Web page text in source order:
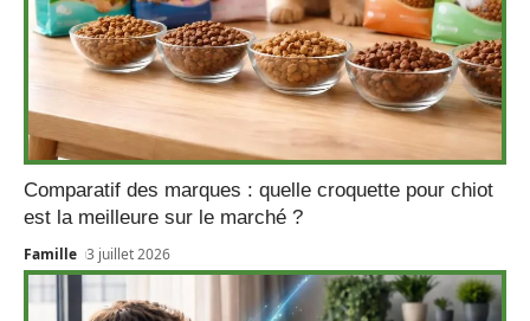
Comparatif des marques : quelle croquette pour chiot
est la meilleure sur le marché ?
Famille 3 juillet 2026